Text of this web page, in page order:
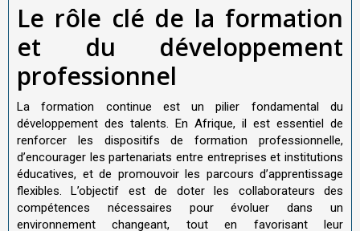
Le rôle clé de la formation
et du développement
professionnel
La formation continue est un pilier fondamental du
développement des talents. En Afrique, il est essentiel de
renforcer les dispositifs de formation professionnelle,
d’encourager les partenariats entre entreprises et institutions
éducatives, et de promouvoir les parcours d’apprentissage
flexibles. L’objectif est de doter les collaborateurs des
compétences nécessaires pour évoluer dans un
environnement changeant, tout en favorisant leur